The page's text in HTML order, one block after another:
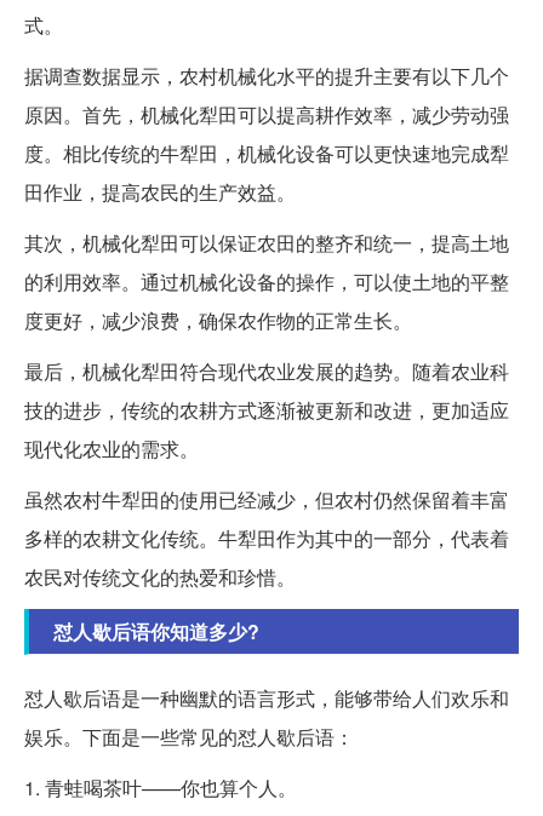
式。
据调查数据显示，农村机械化水平的提升主要有以下几个
原因。首先，机械化犁田可以提高耕作效率，减少劳动强
度。相比传统的牛犁田，机械化设备可以更快速地完成犁
田作业，提高农民的生产效益。
其次，机械化犁田可以保证农田的整齐和统一，提高土地
的利用效率。通过机械化设备的操作，可以使土地的平整
度更好，减少浪费，确保农作物的正常生长。
最后，机械化犁田符合现代农业发展的趋势。随着农业科
技的进步，传统的农耕方式逐渐被更新和改进，更加适应
现代化农业的需求。
虽然农村牛犁田的使用已经减少，但农村仍然保留着丰富
多样的农耕文化传统。牛犁田作为其中的一部分，代表着
农民对传统文化的热爱和珍惜。
怼人歇后语你知道多少?
怼人歇后语是一种幽默的语言形式，能够带给人们欢乐和
娱乐。下面是一些常见的怼人歇后语：
1. 青蛙喝茶叶——你也算个人。